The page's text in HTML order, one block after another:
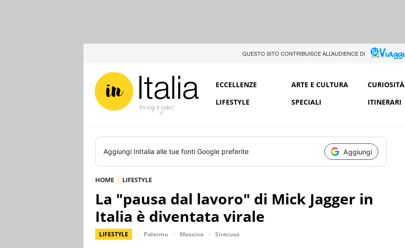
QUESTO SITO CONTRIBUISCE ALL’AUDIENCE DI
ECCELLENZE ARTE E CULTURA CURIOSITÀ
LIFESTYLE
SPECIALI ITINERARI
Aggiungi InItalia alle tue fonti Google preferite Aggiungi
HOME LIFESTYLE
La "pausa dal lavoro" di Mick Jagger in
Italia è diventata virale
LIFESTYLE Palermo Messina Siracusa